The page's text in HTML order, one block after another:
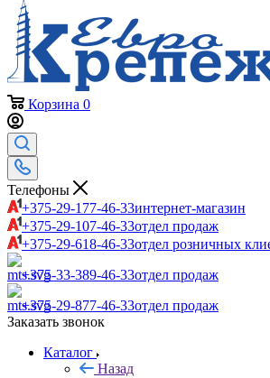
Корзина 0
Телефоны
+375-29-177-46-33интернет-магазин
+375-29-107-46-33отдел продаж
+375-29-618-46-33отдел розничных
+375-33-389-46-33отдел продаж
+375-29-877-46-33отдел продаж
Заказать звонок
Каталог
Назад